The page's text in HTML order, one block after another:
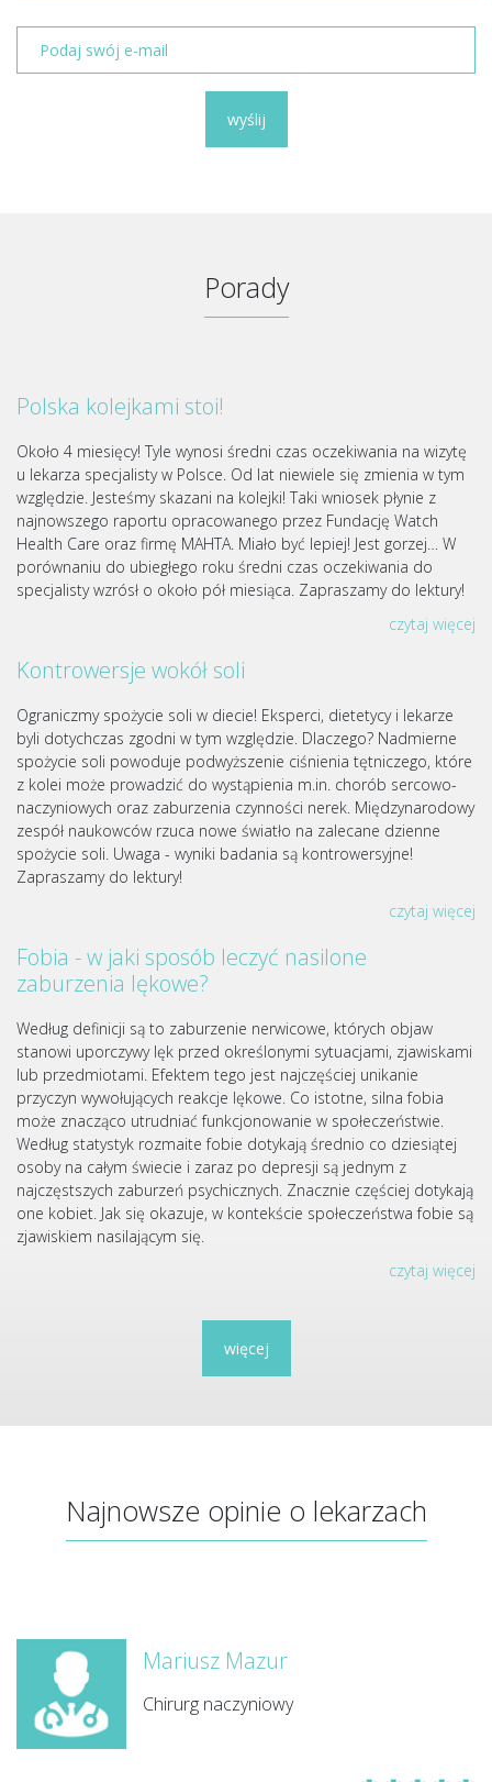
wyślij
Porady
Polska kolejkami stoi!
Około 4 miesięcy! Tyle wynosi średni czas oczekiwania na wizytę
u lekarza specjalisty w Polsce. Od lat niewiele się zmienia w tym
względzie. Jesteśmy skazani na kolejki! Taki wniosek płynie z
najnowszego raportu opracowanego przez Fundację Watch
Health Care oraz firmę MAHTA. Miało być lepiej! Jest gorzej… W
porównaniu do ubiegłego roku średni czas oczekiwania do
specjalisty wzrósł o około pół miesiąca. Zapraszamy do lektury!
czytaj więcej
Kontrowersje wokół soli
Ograniczmy spożycie soli w diecie! Eksperci, dietetycy i lekarze
byli dotychczas zgodni w tym względzie. Dlaczego? Nadmierne
spożycie soli powoduje podwyższenie ciśnienia tętniczego, które
z kolei może prowadzić do wystąpienia m.in. chorób sercowo-
naczyniowych oraz zaburzenia czynności nerek. Międzynarodowy
zespół naukowców rzuca nowe światło na zalecane dzienne
spożycie soli. Uwaga - wyniki badania są kontrowersyjne!
Zapraszamy do lektury!
czytaj więcej
Fobia - w jaki sposób leczyć nasilone
zaburzenia lękowe?
Według definicji są to zaburzenie nerwicowe, których objaw
stanowi uporczywy lęk przed określonymi sytuacjami, zjawiskami
lub przedmiotami. Efektem tego jest najczęściej unikanie
przyczyn wywołujących reakcje lękowe. Co istotne, silna fobia
może znacząco utrudniać funkcjonowanie w społeczeństwie.
Według statystyk rozmaite fobie dotykają średnio co dziesiątej
osoby na całym świecie i zaraz po depresji są jednym z
najczęstszych zaburzeń psychicznych. Znacznie częściej dotykają
one kobiet. Jak się okazuje, w kontekście społeczeństwa fobie są
zjawiskiem nasilającym się.
czytaj więcej
więcej
Najnowsze opinie o lekarzach
Mariusz Mazur
Chirurg naczyniowy